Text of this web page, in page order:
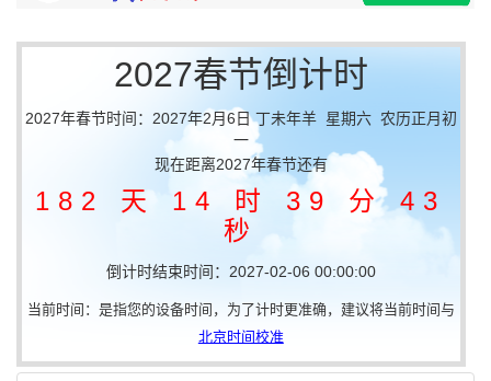
2027春节倒计时
2027年春节时间：2027年2月6日 丁未年羊 星期六 农历正月初
一
现在距离2027年春节还有
182 天 14 时 39 分 42
秒
倒计时结束时间：2027-02-06 00:00:00
当前时间：是指您的设备时间，为了计时更准确，建议将当前时间与
北京时间校准